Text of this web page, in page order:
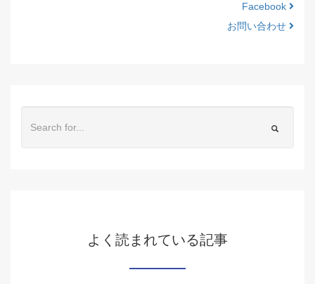
Facebook
お問い合わせ
よく読まれている記事